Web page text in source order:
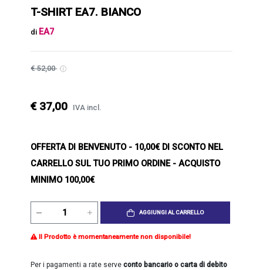
T-SHIRT EA7. BIANCO
di EA7
€ 52,00
€ 37,00 IVA incl.
OFFERTA DI BENVENUTO- 10,00€ DI SCONTO NEL
CARRELLO SUL TUO PRIMO ORDINE - ACQUISTO
MINIMO 100,00€
AGGIUNGI AL CARRELLO
Il Prodotto è momentaneamente non disponibile!
Per i pagamenti a rate serveconto bancario o carta di debito